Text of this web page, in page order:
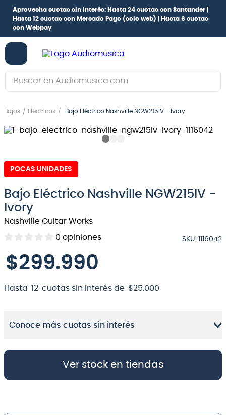
Aprovecha cuotas sin interés: Hasta 24 cuotas con Santander |
Hasta 12 cuotas con Mercado Pago (solo web) |
Hasta 6 cuotas
con Webpay
Buscar en Audiomusica.com
Bajos Eléctricos Bajo Eléctrico Nashville NGW215IV - Ivory
POCAS UNIDADES
Bajo Eléctrico Nashville NGW215IV -
Ivory
Nashville Guitar Works
0 opiniones SKU: 1116042
$299.990
Hasta 12 cuotas sin interés de $25 000
Conoce más cuotas sin interés
Ver stock en tiendas
guitarra electrica
.
bajo
4.
pioneerdj
.
amplificador
6.
guitarra
7.
teclado
9 .
micrófono